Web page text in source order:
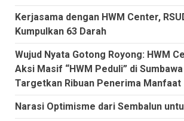
Kerjasama dengan HWM Center,
Kumpulkan 63 Darah
Wujud Nyata Gotong Royong: HWM
Aksi Masif “HWM Peduli” di
Targetkan Ribuan Penerima Manfaat
Narasi Optimisme dari Sembalun